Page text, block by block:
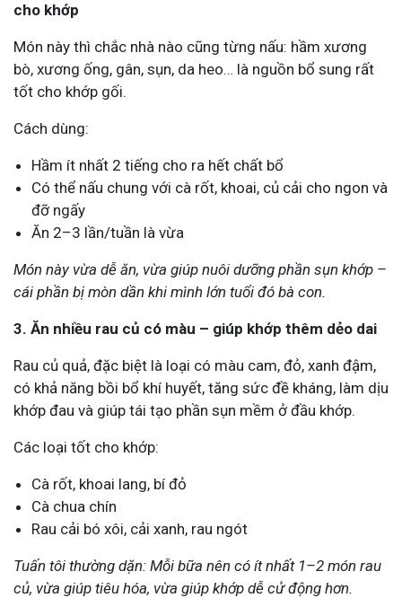
cho khớp
Món này thì chắc nhà nào cũng từng nấu: hầm xương
bò, xương ống, gân, sụn, da heo… là nguồn bổ sung rất
tốt cho khớp gối.
Cách dùng:
Hầm ít nhất 2 tiếng cho ra hết chất bổ
Có thể nấu chung với cà rốt, khoai, củ cải cho ngon và
đỡ ngấy
Ăn 2–3 lần/tuần là vừa
Món này vừa dễ ăn, vừa giúp nuôi dưỡng phần sụn khớp –
cái phần bị mòn dần khi mình lớn tuổi đó bà con.
3. Ăn nhiều rau củ có màu – giúp khớp thêm dẻo dai
Rau củ quả, đặc biệt là loại có màu cam, đỏ, xanh đậm,
có khả năng bồi bổ khí huyết, tăng sức đề kháng, làm dịu
khớp đau và giúp tái tạo phần sụn mềm ở đầu khớp.
Các loại tốt cho khớp:
Cà rốt, khoai lang, bí đỏ
Cà chua chín
Rau cải bó xôi, cải xanh, rau ngót
Tuấn tôi thường dặn: Mỗi bữa nên có ít nhất 1–2 món rau
củ, vừa giúp tiêu hóa, vừa giúp khớp dễ cử động hơn.